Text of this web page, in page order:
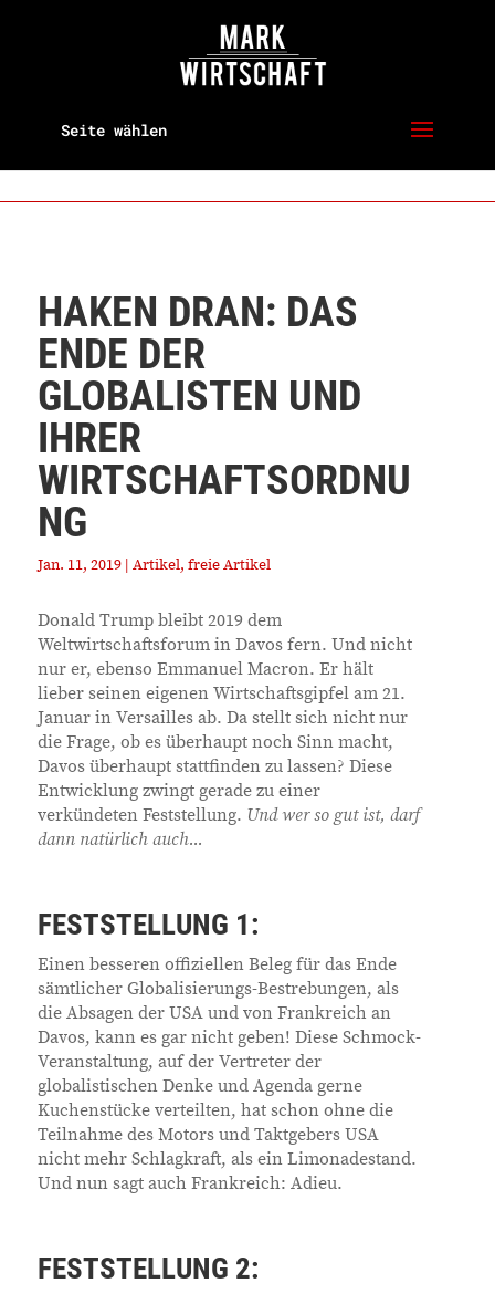
Seite wählen
HAKEN DRAN: DAS
ENDE DER
GLOBALISTEN UND
IHRER
WIRTSCHAFTSORDNU
NG
Jan. 11, 2019| Artikel, freie Artikel
Donald Trump bleibt 2019 dem
Weltwirtschaftsforum in Davos fern. Und nicht
nur er, ebenso Emmanuel Macron. Er hält
lieber seinen eigenen Wirtschaftsgipfel am 21.
Januar in Versailles ab. Da stellt sich nicht nur
die Frage, ob es überhaupt noch Sinn macht,
Davos überhaupt stattfinden zu lassen? Diese
Entwicklung zwingt gerade zu einer
verkündeten Feststellung. Und wer so gut ist, darf
dann natürlich auch...
FESTSTELLUNG 1:
Einen besseren offiziellen Beleg für das Ende
sämtlicher Globalisierungs-Bestrebungen, als
die Absagen der USA und von Frankreich an
Davos, kann es gar nicht geben! Diese Schmock-
Veranstaltung, auf der Vertreter der
globalistischen Denke und Agenda gerne
Kuchenstücke verteilten, hat schon ohne die
Teilnahme des Motors und Taktgebers USA
nicht mehr Schlagkraft, als ein Limonadestand.
Und nun sagt auch Frankreich: Adieu.
FESTSTELLUNG 2: